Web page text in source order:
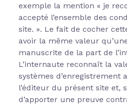
exemple la mention « je
accepté l’ensemble des
site. ». Le fait de cocher
avoir la même valeur
manuscrite de la part de
L’internaute reconnaît la
systèmes d’enregistrement
l’éditeur du présent site et,
d’apporter une preuve